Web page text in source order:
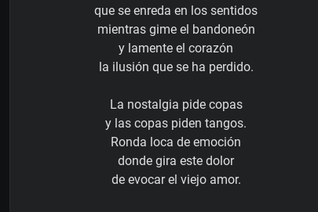
que se enreda en los sentidos
mientras gime el bandoneón
y lamente el corazón
la ilusión que se ha perdido.
La nostalgia pide copas
y las copas piden tangos.
Ronda loca de emoción
donde gira este dolor
de evocar el viejo amor.